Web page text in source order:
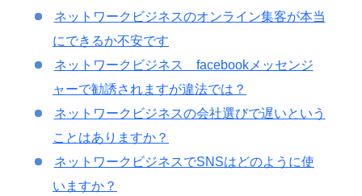
ネットワークビジネスのオンライン集客が本当
にできるか不安です
ネットワークビジネス facebookメッセンジ
ャーで勧誘されますが違法では？
ネットワークビジネスの会社選びで遅いという
ことはありますか？
ネットワークビジネスでSNSはどのように使
いますか？